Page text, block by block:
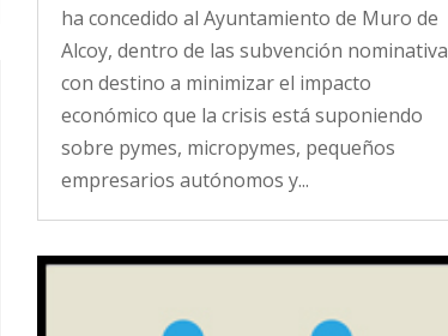
ha concedido al Ayuntamiento de Muro de
Alcoy, dentro de las subvención nominativa
con destino a minimizar el impacto
económico que la crisis está suponiendo
sobre pymes, micropymes, pequeños
empresarios autónomos y...